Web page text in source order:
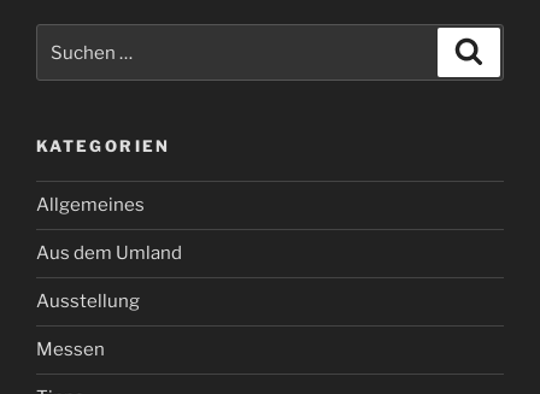
nach:
KATEGORIEN
Allgemeines
Aus dem Umland
Ausstellung
Messen